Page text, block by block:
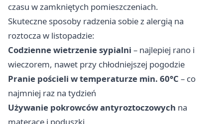
czasu w zamkniętych pomieszczeniach.
Skuteczne sposoby radzenia sobie z alergią na
roztocza w listopadzie:
Codzienne wietrzenie sypialni – najlepiej rano i
wieczorem, nawet przy chłodniejszej pogodzie
Pranie pościeli w temperaturze min. 60°C – co
najmniej raz na tydzień
Używanie pokrowców antyroztoczowych na
materace i poduszki